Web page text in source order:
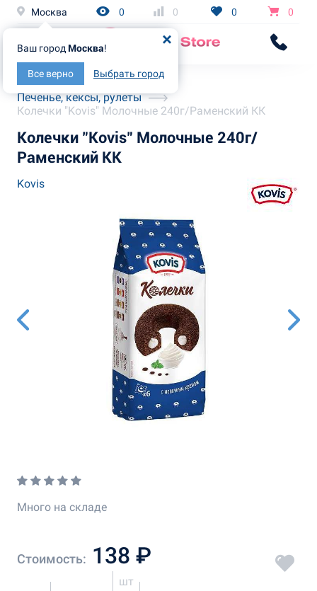
Москва
Ваш город Москва!
Все верно Выбрать город
0 0 0 0
Главная
Каталог
Печенье, кексы, рулеты
Колечки "Kovis" Молочные 240г/Раменский КК
Колечки "Kovis" Молочные 240г/
Раменский КК
Kovis
Много на складе
Стоимость: 138 ₽
шт